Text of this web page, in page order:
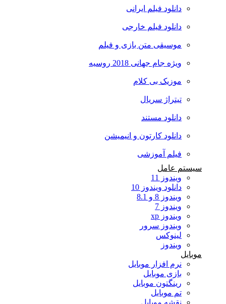
دانلود فیلم ایرانی
دانلود فیلم خارجی
موسیقی متن بازی و فیلم
ویژه جام جهانی 2018 روسیه
موزیک بی کلام
تیتراژ سریال
دانلود مستند
دانلود کارتون و انیمیشن
فیلم آموزشی
سیستم عامل
ویندوز 11
دانلود ویندوز 10
ویندوز 8 و 8.1
ویندوز 7
ویندوز xp
ویندوز سرور
لینوکس
ویندوز
نرم افزار موبایل
بازی موبایل
رینگتون موبایل
تم موبایل
نقشه موبایل